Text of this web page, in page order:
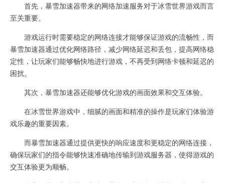
首先，暴雪加速器带来的网络加速服务对于冰雪世界游戏而言
至关重要。
游戏运行时需要稳定的网络连接才能够保证游戏的流畅性，而
暴雪加速器通过优化网络路径，减少网络延迟和丢包，提高网络稳
定性，让玩家们能够畅快地进行游戏，不再受到网络卡顿和延迟的
困扰。
其次，暴雪加速器还能够优化游戏的画面效果和交互体验。
在冰雪世界游戏中，细腻的画面和精准的操作是玩家们体验游
戏乐趣的重要因素。
而暴雪加速器通过提供更快的响应速度和更稳定的网络连接，
确保玩家们的指令能够快速准确地传输到游戏服务器，使得游戏的
交互体验更为顺畅。